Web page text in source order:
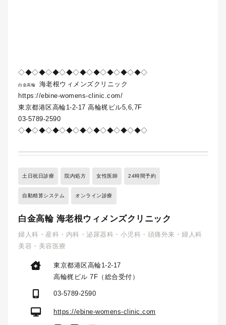
◇◆◇◆◇◆◇◆◇◆◇◆◇◆◇◆◇◆◇
白金高輪
海老根ウィメンズクリニック
https://ebine-womens-clinic.com/
東京都港区高輪1-2-17 高輪梶ビル5,6,7F
03-5789-2590
◇◆◇◆◇◆◇◆◇◆◇◆◇◆◇◆◇◆◇
土日祝日診療 院内処方 女性医師 24時間予約
自動精算システム オンライン診療
白金高輪 海老根ウィメンズクリニック
婦人科・産科・内科・泌尿器科・小児科・頭痛外来・婦人科
美容・美容医療
東京都港区高輪1-2-17
高輪梶ビル 7F（総合受付）
03-5789-2590
https://ebine-womens-clinic.com